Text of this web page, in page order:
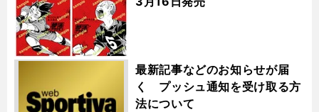
最新記事などのお知らせが届
く プッシュ通知を受け取る方
法について